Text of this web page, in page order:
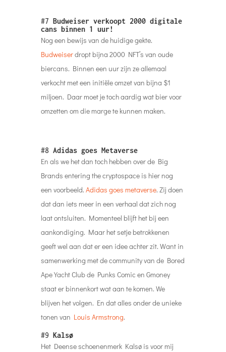
#7 Budweiser verkoopt 2000 digitale
cans binnen 1 uur!
Nog een bewijs van de huidige gekte.
Budweiserdropt bijna 2000 NFT’s van oude
biercans. Binnen een uur zijn ze allemaal
verkocht met een initiële omzet van bijna $1
miljoen. Daar moet je toch aardig wat bier voor
omzetten om die marge te kunnen maken.
#8 Adidas goes Metaverse
En als we het dan toch hebben over de Big
Brands entering the cryptospace is hier nog
een voorbeeld. Adidas goes metaverse. Zij doen
dat dan iets meer in een verhaal dat zich nog
laat ontsluiten. Momenteel blijft het bij een
aankondiging. Maar het setje betrokkenen
geeft wel aan dat er een idee achter zit. Want in
samenwerking met de community van de Bored
Ape Yacht Club de Punks Comic en Gmoney
staat er binnenkort wat aan te komen. We
blijven het volgen. En dat alles onder de unieke
tonen van Louis Armstrong.
#9 Kalsø
Het Deense schoenenmerk Kalsø is voor mij